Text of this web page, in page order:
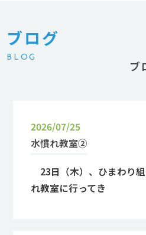
ブログ
BLOG
ブ
2026/07/25
水慣れ教室②
23日（木）、ひまわり
れ教室に行ってき